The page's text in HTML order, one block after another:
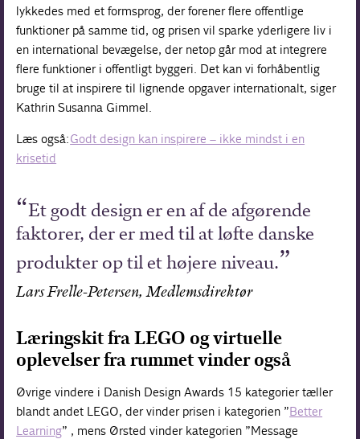
lykkedes med et formsprog, der forener flere offentlige
funktioner på samme tid, og prisen vil sparke yderligere liv i
en international bevægelse, der netop går mod at integrere
flere funktioner i offentligt byggeri. Det kan vi forhåbentlig
bruge til at inspirere til lignende opgaver internationalt, siger
Kathrin Susanna Gimmel.
Læs også:Godt design kan inspirere – ikke mindst i en
krisetid
Et godt design er en af de afgørende
faktorer, der er med til at løfte danske
produkter op til et højere niveau.
Lars Frelle-Petersen, Medlemsdirektør
Læringskit fra LEGO og virtuelle
oplevelser fra rummet vinder også
Øvrige vindere i Danish Design Awards 15 kategorier tæller
blandt andet LEGO, der vinder prisen i kategorien ”Better
Learning” , mens Ørsted vinder kategorien ”Message